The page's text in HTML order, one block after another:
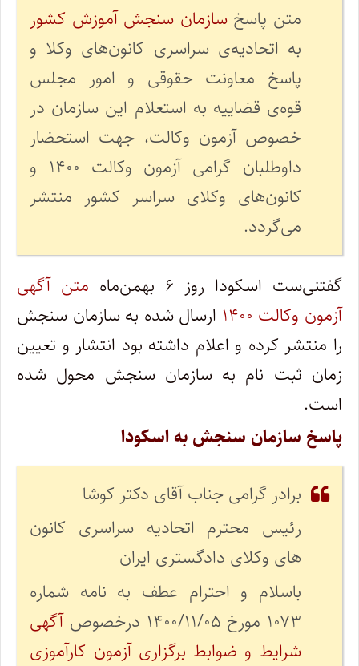
متن پاسخسازمان سنجش آموزش کشور
به اتحادیه‌ی سراسری کانون‌های وکلا و
پاسخ معاونت حقوقی و امور مجلس
قوه‌ی قضاییه به استعلام این سازمان در
خصوص آزمون وکالت، جهت استحضار
داوطلبان گرامی آزمون وکالت ۱۴۰۰ و
کانون‌های وکلای سراسر کشور منتشر
می‌گردد.
گفتنی‌ست اسکودا روز ۶ بهمن‌ماه
متن آگهی
آزمون وکالت ۱۴۰۰
ارسال شده به سازمان سنجش
را منتشر کرده و اعلام داشته بود انتشار و تعیین
زمان ثبت نام به سازمان سنجش محول شده
است.
پاسخ سازمان سنجش به اسکودا
برادر گرامی جناب آقای دکتر کوشا
رئیس محترم اتحادیه سراسری کانون
های وکلای دادگستری ایران
باسلام و احترام عطف به نامه شماره
۱۰۷۳ مورخ ۱۴۰۰/۱۱/۰۵ درخصوص
آگهی
شرایط و ضوابط برگزاری آزمون کارآموزی